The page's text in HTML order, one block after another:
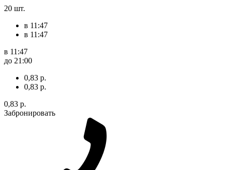
20 шт.
в 11:47
в 11:47
в 11:47
до 21:00
0,83 р.
0,83 р.
0,83 р.
Забронировать